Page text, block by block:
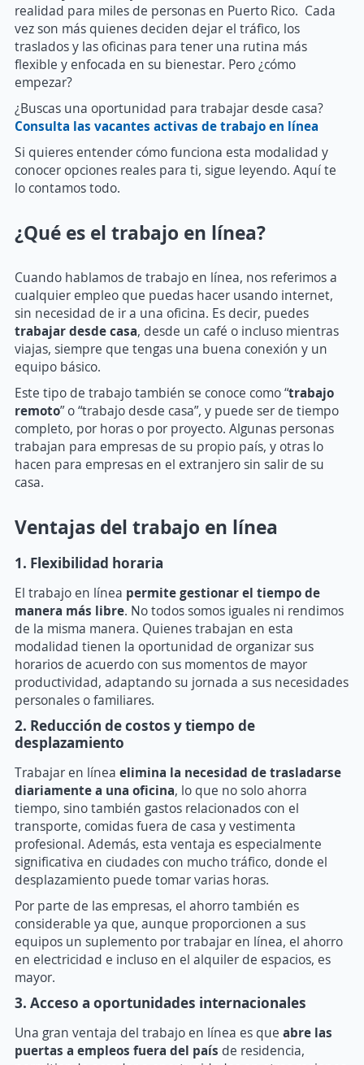
realidad para miles de personas en Puerto Rico. Cada
vez son más quienes deciden dejar el tráfico, los
traslados y las oficinas para tener una rutina más
flexible y enfocada en su bienestar. Pero ¿cómo
empezar?
¿Buscas una oportunidad para trabajar desde casa?
Consulta las vacantes activas de trabajo en línea
Si quieres entender cómo funciona esta modalidad y
conocer opciones reales para ti, sigue leyendo. Aquí te
lo contamos todo.
¿Qué es el trabajo en línea?
Cuando hablamos de trabajo en línea, nos referimos a
cualquier empleo que puedas hacer usando internet,
sin necesidad de ir a una oficina. Es decir, puedes
trabajar desde casa, desde un café o incluso mientras
viajas, siempre que tengas una buena conexión y un
equipo básico.
Este tipo de trabajo también se conoce como “trabajo
remoto” o “trabajo desde casa”, y puede ser de tiempo
completo, por horas o por proyecto. Algunas personas
trabajan para empresas de su propio país, y otras lo
hacen para empresas en el extranjero sin salir de su
casa.
Ventajas del trabajo en línea
1. Flexibilidad horaria
El trabajo en línea permite gestionar el tiempo de
manera más libre. No todos somos iguales ni rendimos
de la misma manera. Quienes trabajan en esta
modalidad tienen la oportunidad de organizar sus
horarios de acuerdo con sus momentos de mayor
productividad, adaptando su jornada a sus necesidades
personales o familiares.
2. Reducción de costos y tiempo de
desplazamiento
Trabajar en línea elimina la necesidad de trasladarse
diariamente a una oficina, lo que no solo ahorra
tiempo, sino también gastos relacionados con el
transporte, comidas fuera de casa y vestimenta
profesional. Además, esta ventaja es especialmente
significativa en ciudades con mucho tráfico, donde el
desplazamiento puede tomar varias horas.
Por parte de las empresas, el ahorro también es
considerable ya que, aunque proporcionen a sus
equipos un suplemento por trabajar en línea, el ahorro
en electricidad e incluso en el alquiler de espacios, es
mayor.
3. Acceso a oportunidades internacionales
Una gran ventaja del trabajo en línea es que abre las
puertas a empleos fuera del país de residencia,